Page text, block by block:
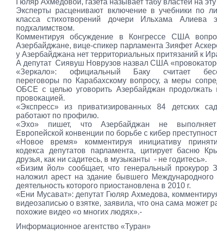
Гюляр Ахмедовой, газета называет табу властей на эту
Эксперты расценивают включение в учебники по
класса стихотворений дочери Ильхама Алиева
подхалимством.
Комментируя обсуждение в Конгрессе США
Азербайджане, вице-спикер парламента Зияфет
у Азербайджана нет территориальных притязаний к
А депутат Сиявуш Новрузов назвал США
«Зеркало»: официальный Баку считает
переговоры по Карабахскому вопросу, а меры
ОБСЕ с целью уговорить Азербайджан продолжать
провокацией.
«Экспресс» из приватизированных 84 детских
работают по профилю.
«Эхо» пишет, что Азербайджан не выполняет
Европейской конвенции по борьбе с кибер
«Новое время» комментируя инициативу
кодекса депутатов парламента, цитирует басню
друзья, как ни садитесь, в музыканты - не годитесь».
«Бизим йол» сообщает, что генеральный прокурор
наложил арест на здание бывшего Международного
деятельность которого приостановлена в 2010 г.
«Ени Мусават»: депутат Гюляр Ахмедова,
видеозаписью о взятке, заявила, что она сама может
похожие видео «о многих людях».-
Информационное агентство «Туран»